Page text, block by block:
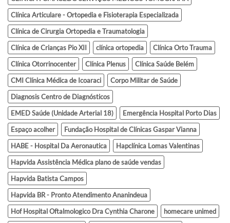
Clínica Articulare - Ortopedia e Fisioterapia Especializada
Clínica de Cirurgia Ortopedia e Traumatologia
Clínica de Crianças Pio XII
clínica ortopedia
Clínica Orto Trauma
Clínica Otorrinocenter
Clínica Plenus
Clínica Saúde Belém
CMI Clínica Médica de Icoaraci
Corpo Militar de Saúde
Diagnosis Centro de Diagnósticos
EMED Saúde (Unidade Arterial 18)
Emergência Hospital Porto Dias
Espaço acolher
Fundação Hospital de Clínicas Gaspar Vianna
HABE - Hospital Da Aeronautica
Hapclínica Lomas Valentinas
Hapvida Assistência Médica plano de saúde vendas
Hapvida Batista Campos
Hapvida BR - Pronto Atendimento Ananindeua
Hof Hospital Oftalmologico Dra Cynthia Charone
homecare unimed